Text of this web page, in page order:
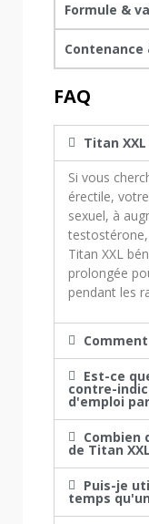
Formule &
FAQ
Titan
Si vous
érectile,
sexuel, à
Titan XXL
prolongée
pendant les
Est-ce
contre-
d'emploi
Combien
de Titan
Puis-je
temps